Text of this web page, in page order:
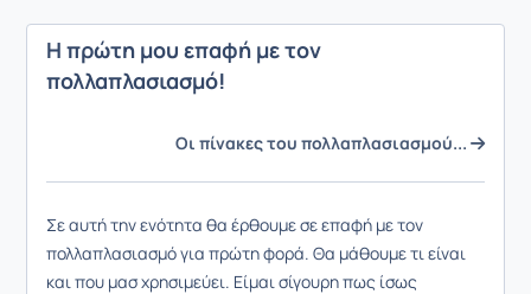
Η πρώτη μου επαφή με τον
πολλαπλασιασμό!
Οι πίνακες του πολλαπλασιασμού...
Σε αυτή την ενότητα θα έρθουμε σε επαφή με τον
πολλαπλασιασμό για πρώτη φορά. Θα μάθουμε τι είναι
και που μασ χρησιμεύει. Είμαι σίγουρη πως ίσως